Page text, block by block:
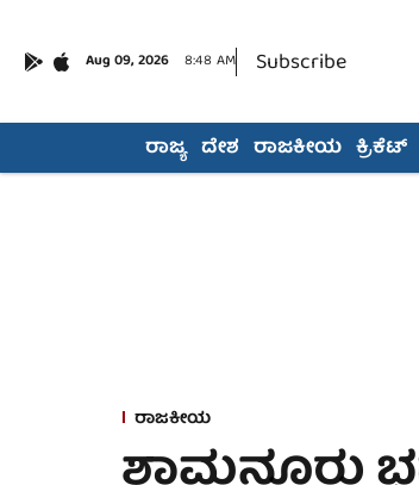
Aug 09, 2026 8:48 AM Subscribe
ರಾಜ್ಯ ದೇಶ ರಾಜಕೀಯ ಕ್ರಿಕೆಟ್
ರಾಜಕೀಯ